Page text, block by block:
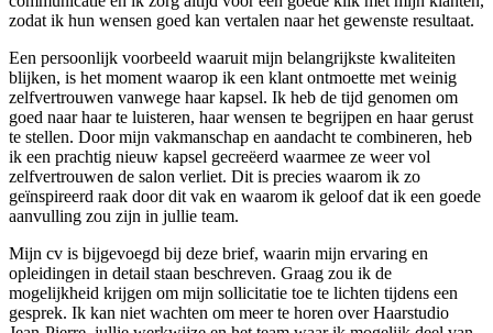
zodat ik hun wensen goed kan vertalen naar het gewenste resultaat.
Een persoonlijk voorbeeld waaruit mijn belangrijkste kwaliteiten
blijken, is het moment waarop ik een klant ontmoette met weinig
zelfvertrouwen vanwege haar kapsel. Ik heb de tijd genomen om
goed naar haar te luisteren, haar wensen te begrijpen en haar gerust
te stellen. Door mijn vakmanschap en aandacht te combineren, heb
ik een prachtig nieuw kapsel gecreëerd waarmee ze weer vol
zelfvertrouwen de salon verliet. Dit is precies waarom ik zo
geïnspireerd raak door dit vak en waarom ik geloof dat ik een goede
aanvulling zou zijn in jullie team.
Mijn cv is bijgevoegd bij deze brief, waarin mijn ervaring en
opleidingen in detail staan beschreven. Graag zou ik de
mogelijkheid krijgen om mijn sollicitatie toe te lichten tijdens een
gesprek. Ik kan niet wachten om meer te horen over Haarstudio